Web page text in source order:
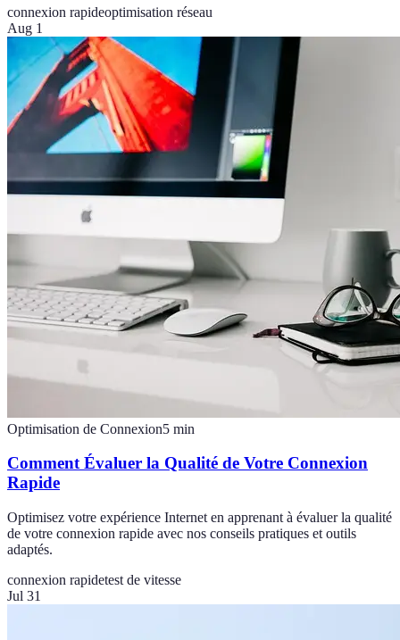
connexion rapideoptimisation réseau
Aug 1
Optimisation de Connexion5 min
Comment Évaluer la Qualité de Votre Connexion
Rapide
Optimisez votre expérience Internet en apprenant à évaluer la qualité
de votre connexion rapide avec nos conseils pratiques et outils
adaptés.
connexion rapidetest de vitesse
Jul 31